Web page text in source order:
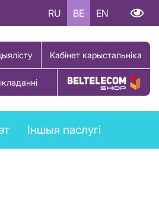
RU BE EN
Кабінет карыстальніка
Купіць тавар
Іншыя паслугі